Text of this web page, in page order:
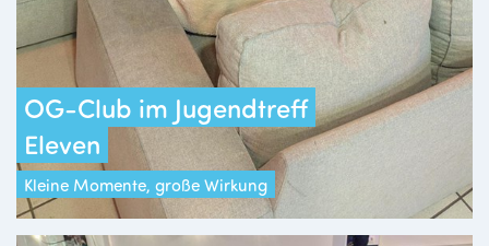
OG-Club im Jugendtreff
Eleven
Kleine Momente, große Wirkung